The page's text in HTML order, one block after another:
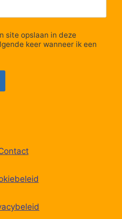
site opslaan in deze
keer wanneer ik een